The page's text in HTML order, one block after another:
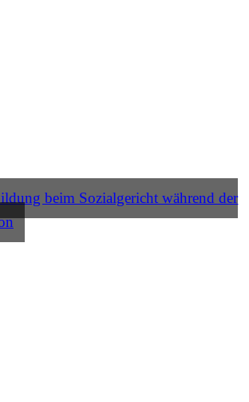
beim Sozialgericht während der